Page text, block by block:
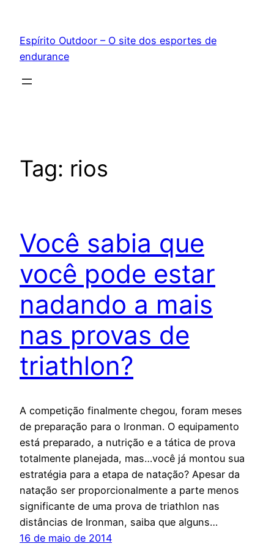
conteúdo
Espírito Outdoor – O site dos esportes de
endurance
Tag: rios
Você sabia que
você pode estar
nadando a mais
nas provas de
triathlon?
A competição finalmente chegou, foram meses
de preparação para o Ironman. O equipamento
está preparado, a nutrição e a tática de prova
totalmente planejada, mas…você já montou sua
estratégia para a etapa de natação? Apesar da
natação ser proporcionalmente a parte menos
significante de uma prova de triathlon nas
distâncias de Ironman, saiba que alguns…
16 de maio de 2014